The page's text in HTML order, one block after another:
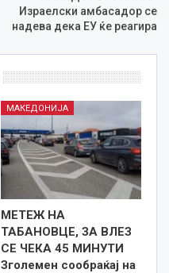
Израелски амбасадор се
надева дека ЕУ ќе реагира
МАКЕДОНИЈА
МЕТЕЖ НА
ТАБАНОВЦЕ, ЗА ВЛЕЗ
СЕ ЧЕКА 45 МИНУТИ
Зголемен сообраќај на